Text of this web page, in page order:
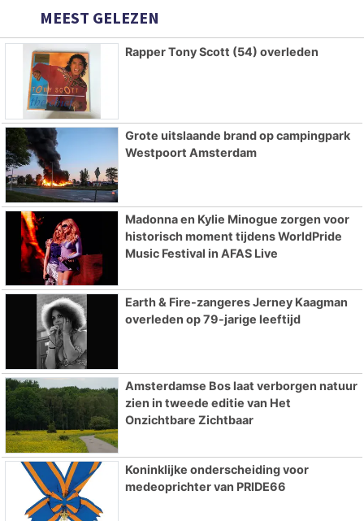
MEEST GELEZEN
Rapper Tony Scott (54) overleden
Grote uitslaande brand op campingpark
Westpoort Amsterdam
Madonna en Kylie Minogue zorgen voor
historisch moment tijdens WorldPride
Music Festival in AFAS Live
Earth & Fire-zangeres Jerney Kaagman
overleden op 79-jarige leeftijd
Amsterdamse Bos laat verborgen natuur
zien in tweede editie van Het
Onzichtbare Zichtbaar
Koninklijke onderscheiding voor
medeoprichter van PRIDE66